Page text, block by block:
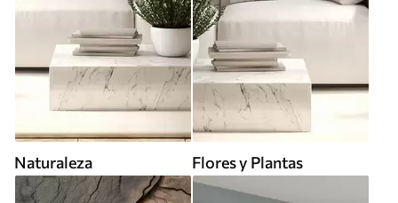
Naturaleza Flores y Plantas